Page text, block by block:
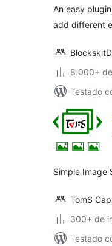
An easy
add different
8.000+
Testado
Simple Image
TomS
300+ de
Testado